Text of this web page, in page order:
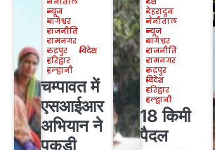
न्यूज
बागेश्वर
राजनीति
रामनगर
रुद्रपुर
विदेश
हरिद्वार
हल्द्वानी
चम्पावत में
एसआईआर
अभियान ने
पकड़ी
देहरादून
नैनीताल
न्यूज
बागेश्वर
राजनीति
रामनगर
रुद्रपुर
विदेश
हरिद्वार
हल्द्वानी
18 किमी
पैदल